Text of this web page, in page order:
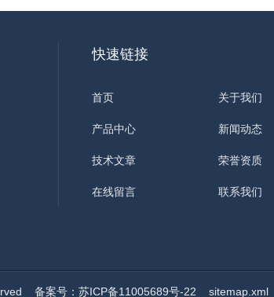
快速链接
首页 关于我们
产品中心 新闻动态
技术文章 荣誉资质
在线留言 联系我们
备案号：苏ICP备11005689号-22 sitemap.xml